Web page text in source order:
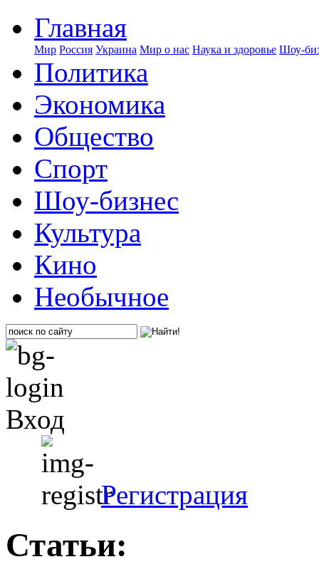
Главная
Мир Россия Украина Мир о нас Наука и здоровье Шоу-
Политика
Экономика
Общество
Спорт
Шоу-бизнес
Культура
Кино
Необычное
Вход
Регистрация
Статьи: